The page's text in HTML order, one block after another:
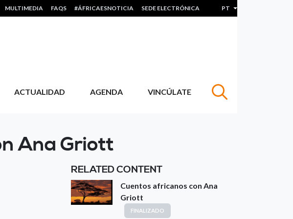
HEADER MENU
MULTIMEDIA FAQS #ÁFRICAESNOTICIA SEDE ELECTRÓNICA PT Lista de ações
ACTUALIDAD AGENDA VINCÚLATE
Ana Griott
RELATED CONTENT
Cuentos africanos con Ana
Griott
FINALIZADO